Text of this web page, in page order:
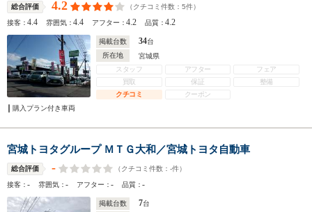
総合評価 4.2 （クチコミ件数： 5件）
接客：4.4 雰囲気：4.4 アフター：4.2 品質：4.2
掲載台数 34台
所在地
宮城県
スタッフ
アフター
フェア
買取
保証
整備
クチコミ
クーポン
購入プラン付き車両
宮城トヨタグループ ＭＴＧ大和／宮城トヨタ自動車
総合評価 - （クチコミ件数： -件）
接客：- 雰囲気：- アフター：- 品質：-
掲載台数 7台